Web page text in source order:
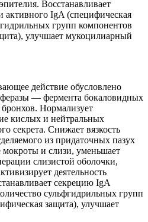
Восстанавливает
IgA (специфическая
групп компонентов
улучшает мукоцилиарный
действие обусловлено
— фермента бокаловидных
Нормализует
кислых и нейтральных
секрета. Снижает вязкость
из придаточных пазух
мокроты и слизи, уменьшает
слизистой оболочки,
деятельность
секрецию IgA
сульфгидрильных групп
защита), улучшает